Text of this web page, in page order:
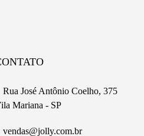
Rua José Antônio Coelho, 375
Mariana - SP
vendas@jolly.com.br